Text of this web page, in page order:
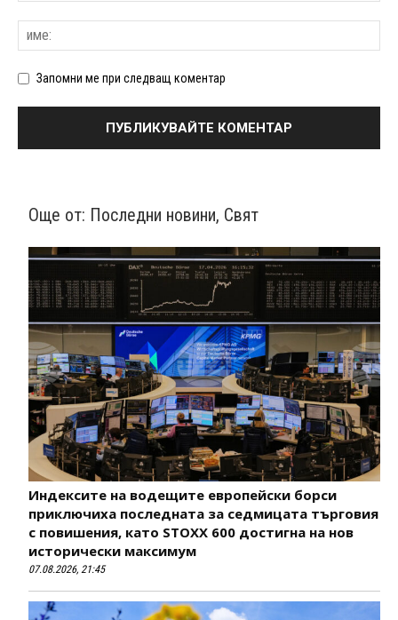
Запомни ме при следващ коментар
Още от: Последни новини, Свят
Индексите на водещите европейски борси
приключиха последната за седмицата търговия
с повишения, като STOXX 600 достигна на нов
исторически максимум
07.08.2026, 21:45